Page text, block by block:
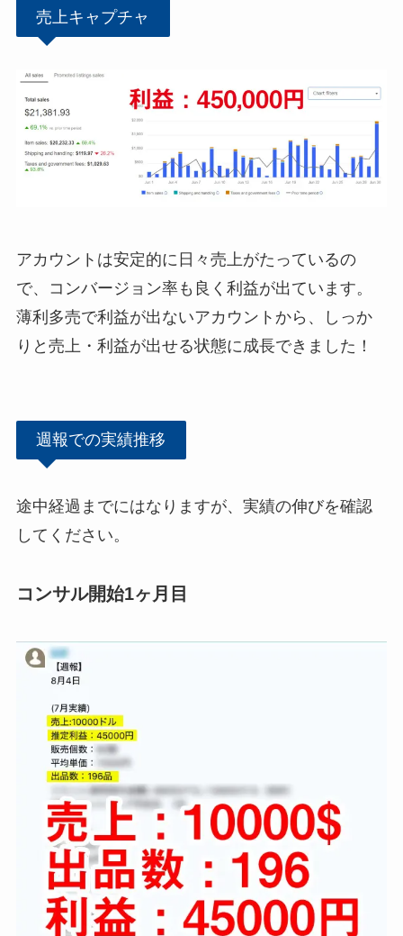
売上キャプチャ
アカウントは安定的に日々売上がたっているの
で、コンバージョン率も良く利益が出ています。
薄利多売で利益が出ないアカウントから、しっか
りと売上・利益が出せる状態に成長できました！
週報での実績推移
途中経過までにはなりますが、実績の伸びを確認
してください。
コンサル開始1ヶ月目